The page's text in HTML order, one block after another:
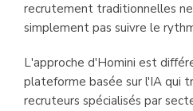
recrutement traditionnelles
simplement pas suivre le
L'approche d'Homini est
plateforme basée sur l'IA qui
recruteurs spécialisés par